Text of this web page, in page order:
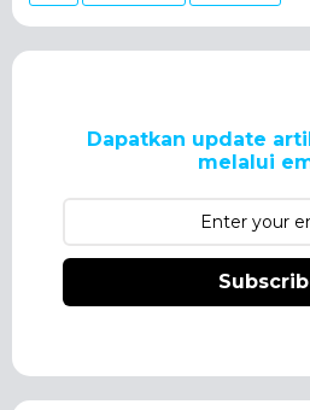
Dapatkan update
melalui